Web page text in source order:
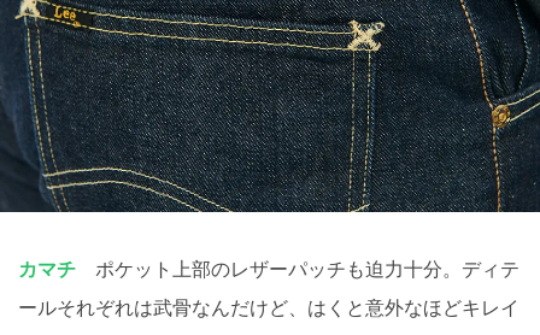
カマチ ポケット上部のレザーパッチも迫力十分。ディテ
ールそれぞれは武骨なんだけど、はくと意外なほどキレイ